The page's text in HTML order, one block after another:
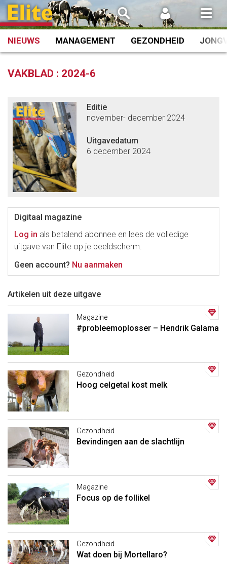
Spring
naar
inhoud
NIEUWS MANAGEMENT GEZONDHEID
VAKBLAD : 2024-6
Editie
november- december 2024
Uitgavedatum
6 december 2024
Digitaal magazine
Log in als betalend abonnee en lees de volledige
uitgave van Elite op je beeldscherm.
Geen account? Nu aanmaken
Artikelen uit deze uitgave
Magazine
#probleemoplosser – Hendrik Galama
Gezondheid
Hoog celgetal kost melk
Gezondheid
Bevindingen aan de slachtlijn
Magazine
Focus op de follikel
Gezondheid
Wat doen bij Mortellaro?